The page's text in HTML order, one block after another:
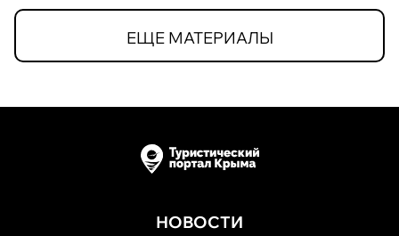
ЕЩЕ МАТЕРИАЛЫ
НОВОСТИ